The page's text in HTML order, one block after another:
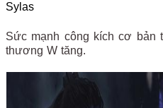
Sylas
Sức mạnh công kích cơ bản
thương W tăng.